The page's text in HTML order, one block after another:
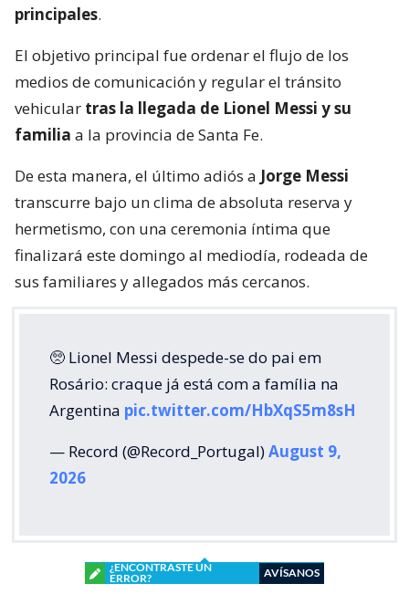
principales.
El objetivo principal fue ordenar el flujo de los
medios de comunicación y regular el tránsito
vehicular tras la llegada de Lionel Messi y su
familia a la provincia de Santa Fe.
De esta manera, el último adiós a Jorge Messi
transcurre bajo un clima de absoluta reserva y
hermetismo, con una ceremonia íntima que
finalizará este domingo al mediodía, rodeada de
sus familiares y allegados más cercanos.
🥺 Lionel Messi despede-se do pai em
Rosário: craque já está com a família na
Argentina pic.twitter.com/HbXqS5m8sH
— Record (@Record_Portugal)August 9,
2026
¿ENCONTRASTE UN
ERROR?
AVÍSANOS